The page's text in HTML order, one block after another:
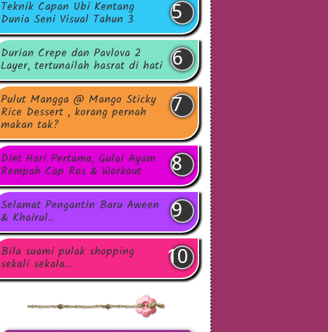
Teknik Capan Ubi Kentang
Dunia Seni Visual Tahun 3
Durian Crepe dan Pavlova 2
Layer, tertunailah hasrat di hati
Pulut Mangga @ Mango Sticky
Rice Dessert , korang pernah
makan tak?
Diet Hari Pertama, Gulai Ayam
Rempah Cap Ros & Workout
Selamat Pengantin Baru Aween
& Khairul..
Bila suami pulak shopping
sekali sekala...